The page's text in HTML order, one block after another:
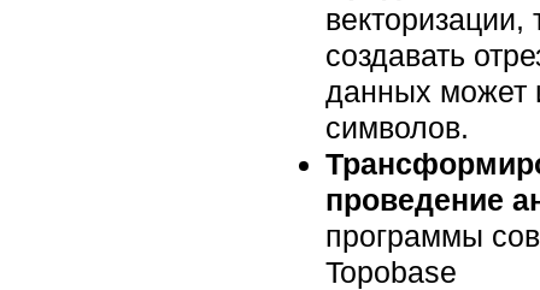
создавать
данных может
символов.
проведение
программы
Topobase